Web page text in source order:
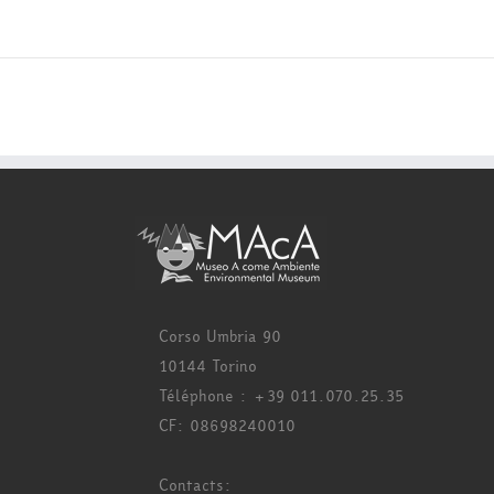
Corso Umbria 90
10144 Torino
Téléphone : +39 011.070.25.35
CF: 08698240010
Contacts: